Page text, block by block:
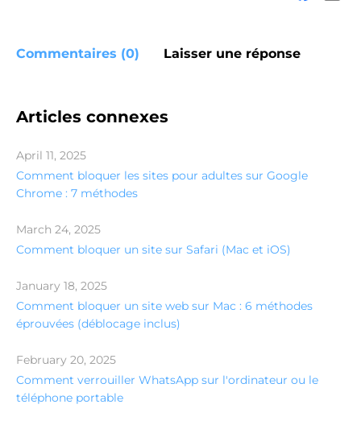
Commentaires (0) Laisser une réponse
Articles connexes
April 11, 2025
Comment bloquer les sites pour adultes sur Google
Chrome : 7 méthodes
March 24, 2025
Comment bloquer un site sur Safari (Mac et iOS)
January 18, 2025
Comment bloquer un site web sur Mac : 6 méthodes
éprouvées (déblocage inclus)
February 20, 2025
Comment verrouiller WhatsApp sur l'ordinateur ou le
téléphone portable